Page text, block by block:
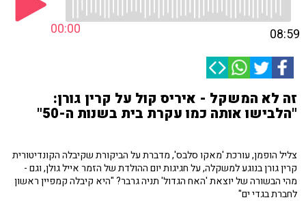
00:00 08:59
זה לא המשקל - איריס קול על קרין גורן:
"הלבישו אותה כמו עקרת בית בשנות ה-50"
צליל הופמן, עורכת 'מאקו סלבס', מדברת על הביקורת שקיבלה הקונדיטורית
קרין גורן בנוגע למשקלה, על חגיגות יום ההולדת של הזמר אייל גולן, וגם -
מהי הבשורה של יוצאת 'האח הגדול' תניה גרבר? "היא קיבלה קמפיין ראשון
לחברת בגדי ים"